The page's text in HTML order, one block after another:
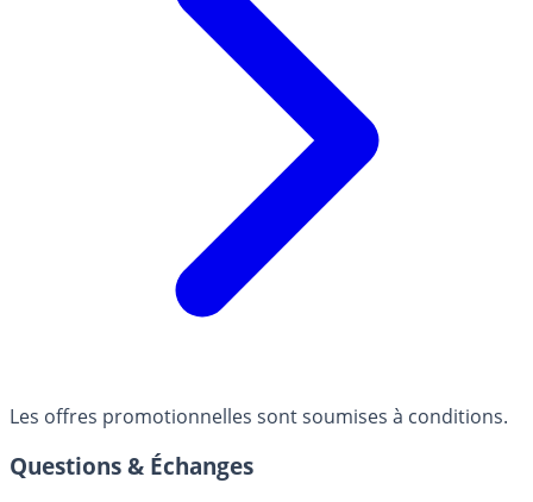
Les offres promotionnelles sont soumises à conditions.
Questions & Échanges